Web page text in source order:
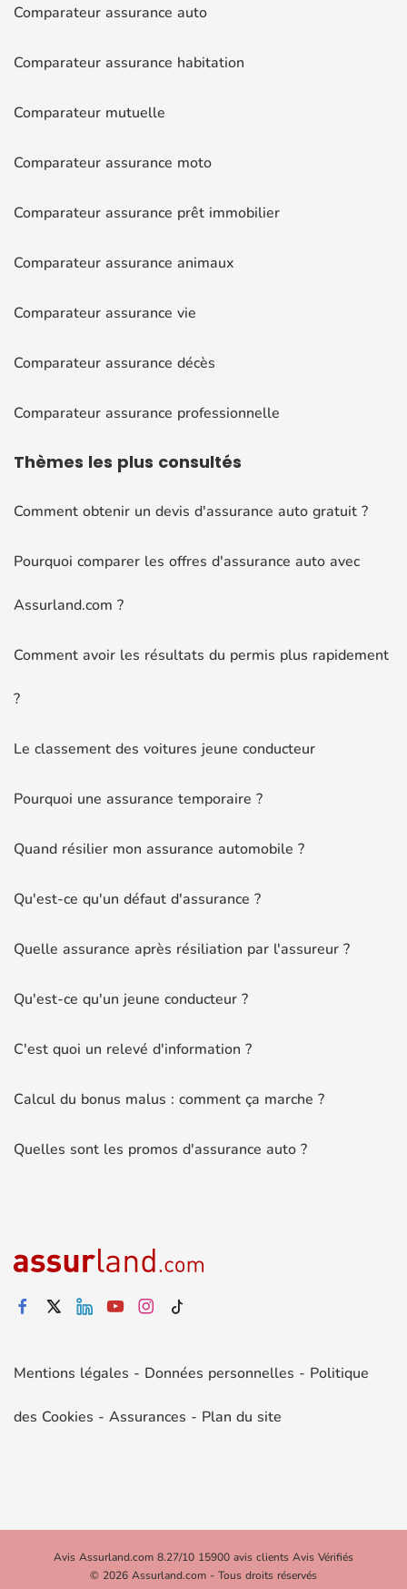
Comparateur assurance auto
Comparateur assurance habitation
Comparateur mutuelle
Comparateur assurance moto
Comparateur assurance prêt immobilier
Comparateur assurance animaux
Comparateur assurance vie
Comparateur assurance décès
Comparateur assurance professionnelle
Thèmes les plus consultés
Comment obtenir un devis d'assurance auto gratuit ?
Pourquoi comparer les offres d'assurance auto avec
Assurland.com ?
Comment avoir les résultats du permis plus rapidement
?
Le classement des voitures jeune conducteur
Pourquoi une assurance temporaire ?
Quand résilier mon assurance automobile ?
Qu'est-ce qu'un défaut d'assurance ?
Quelle assurance après résiliation par l'assureur ?
Qu'est-ce qu'un jeune conducteur ?
C'est quoi un relevé d'information ?
Calcul du bonus malus : comment ça marche ?
Quelles sont les promos d'assurance auto ?
Mentions légales - Données personnelles - Politique
des Cookies - Assurances - Plan du site
Avis Assurland.com 8.27/10 15900 avis clients Avis Vérifiés
© 2026 Assurland.com - Tous droits réservés